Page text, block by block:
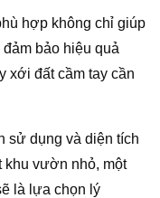
hợp không chỉ giúp
bảo hiệu quả
xới đất cầm tay cần
sử dụng và diện tích
khu vườn nhỏ, một
là lựa chọn lý